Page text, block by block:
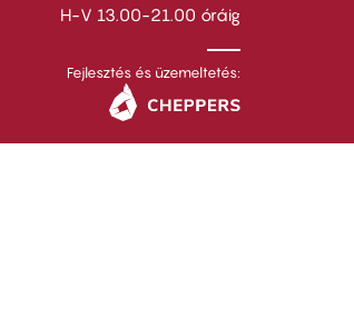
H-V 13.00-21.00 óráig
Fejlesztés és üzemeltetés: